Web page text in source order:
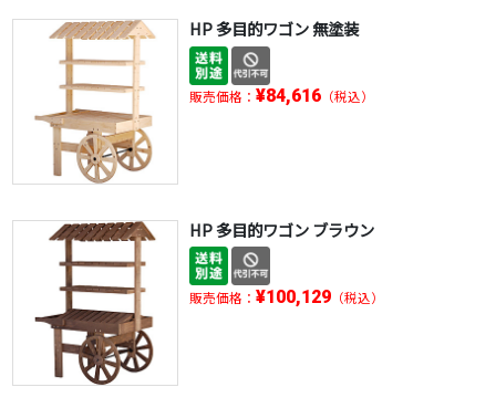
HP 多目的ワゴン 無塗装
販売価格： ¥84,616（税込）
HP 多目的ワゴン ブラウン
販売価格： ¥100,129（税込）